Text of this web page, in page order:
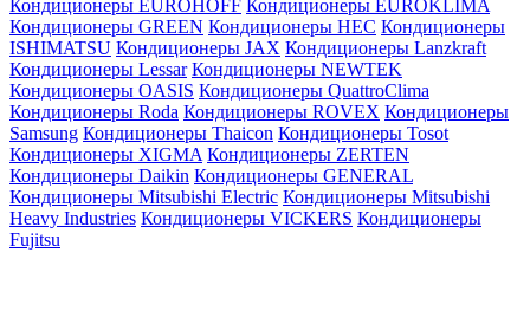
Кондиционеры EUROHOFF Кондиционеры EUROKLIMA
Кондиционеры GREEN Кондиционеры HEC Кондиционеры
ISHIMATSU Кондиционеры JAX Кондиционеры Lanzkraft
Кондиционеры Lessar Кондиционеры NEWTEK
Кондиционеры OASIS Кондиционеры QuattroClima
Кондиционеры Roda Кондиционеры ROVEX Кондиционеры
Samsung Кондиционеры Thaicon Кондиционеры Tosot
Кондиционеры XIGMA Кондиционеры ZERTEN
Кондиционеры Daikin Кондиционеры GENERAL
Кондиционеры Mitsubishi Electric Кондиционеры Mitsubishi
Heavy Industries Кондиционеры VICKERS Кондиционеры
Fujitsu